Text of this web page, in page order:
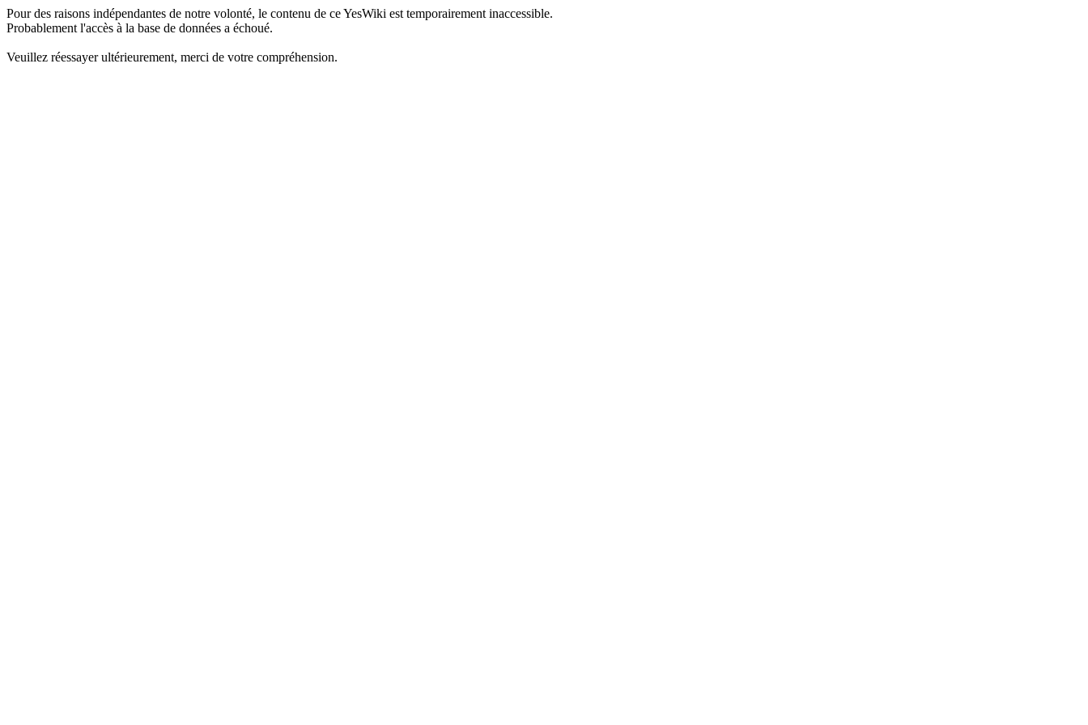
Pour des raisons indépendantes de notre volonté, le contenu de ce YesWiki est temporairement inaccessible.
Probablement l'accès à la base de données a échoué.
Veuillez réessayer ultérieurement, merci de votre compréhension.